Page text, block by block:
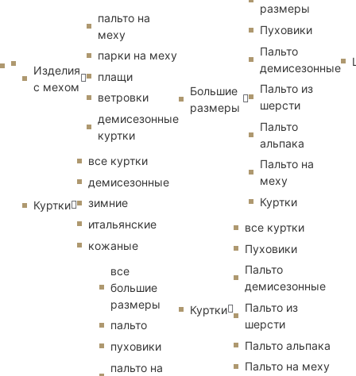
Изделия
с мехом
пальто на
меху
парки на меху
плащи
ветровки
демисезонные
куртки
Куртки
все куртки
демисезонные
зимние
итальянские
кожаные
все
большие
размеры
пальто
пуховики
пальто на
Большие
размеры
размеры
Пуховики
Пальто
демисезонные
Пальто из
шерсти
Пальто
альпака
Пальто на
меху
Куртки
Куртки
все куртки
Пуховики
Пальто
демисезонные
Пальто из
шерсти
Пальто альпака
Пальто на меху